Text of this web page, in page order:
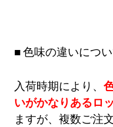
色味の違いにつ
入荷時期により、
いがかなりあるロ
ますが、複数ご注